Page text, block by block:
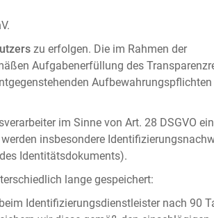
zu erfolgen. Die im Rahmen der
Aufgabenerfüllung des
Aufbewahrungspflichten
im Sinne von Art. 28 DSGVO
insbesondere
Identitätsdokuments).
lange gespeichert:
Identifizierungsdienstleister nach 90